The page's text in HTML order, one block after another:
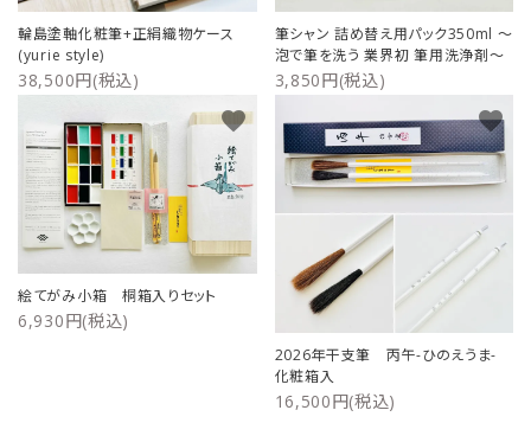
輪島塗軸化粧筆+正絹織物ケース
(yurie style)
38,500円(税込)
筆シャン 詰め替え用パック350ml ～
泡で筆を洗う 業界初 筆用洗浄剤～
3,850円(税込)
絵てがみ小箱 桐箱入りセット
6,930円(税込)
favorite
2026年干支筆 丙午-ひのえうま-
化粧箱入
16,500円(税込)
favorite